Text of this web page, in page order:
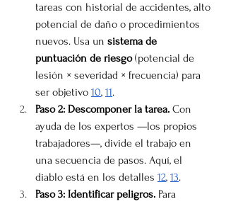
tareas con historial de accidentes, alto
potencial de daño o procedimientos
nuevos. Usa un sistema de
puntuación de riesgo (potencial de
lesión × severidad × frecuencia) para
ser objetivo 10, 11.
Paso 2: Descomponer la tarea. Con
ayuda de los expertos —los propios
trabajadores—, divide el trabajo en
una secuencia de pasos. Aquí, el
diablo está en los detalles 12, 13.
Paso 3: Identificar peligros. Para